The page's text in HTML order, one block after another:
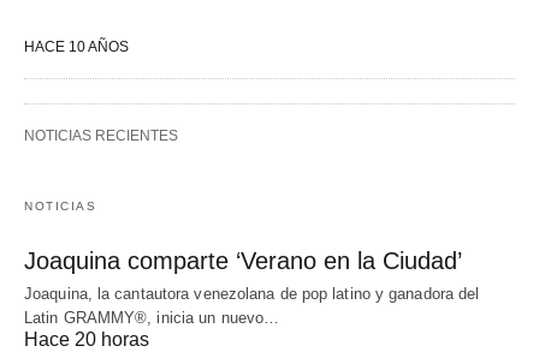
HACE 10 AÑOS
NOTICIAS RECIENTES
NOTICIAS
Joaquina comparte ‘Verano en la Ciudad’
Joaquina, la cantautora venezolana de pop latino y ganadora del
Latin GRAMMY®, inicia un nuevo…
Hace 20 horas